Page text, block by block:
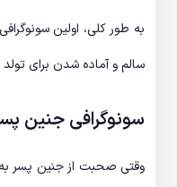
به طور کلی، اولین
سالم و آماده شدن برای
سونوگرافی جنین
وقتی صحبت از جنین پسر به